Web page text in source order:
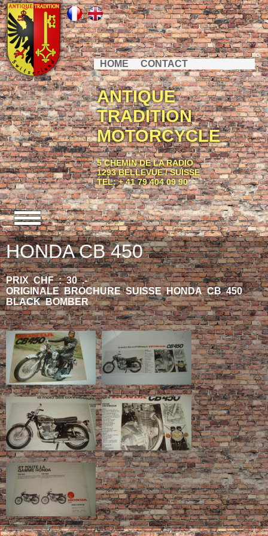
HOME CONTACT
ANTIQUE
TRADITION
MOTORCYCLE
5 CHEMIN DE LA RADIO
1293 BELLEVUE / SUISSE
TEL: + 41 79 404 09 90
HONDA CB 450
PRIX CHF : 30 .-
ORIGINALE BROCHURE SUISSE HONDA CB 450
BLACK BOMBER